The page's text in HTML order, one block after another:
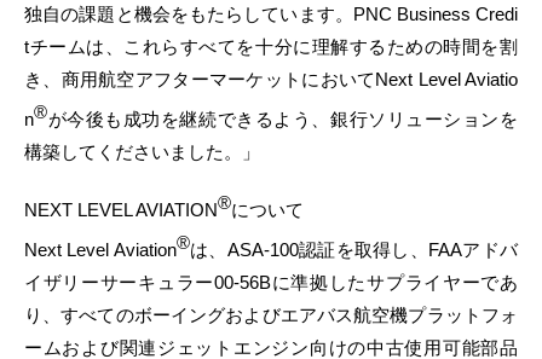
独自の課題と機会をもたらしています。PNC Business Credi
tチームは、これらすべてを十分に理解するための時間を割
き、商用航空アフターマーケットにおいてNext Level Aviatio
n®が今後も成功を継続できるよう、銀行ソリューションを
構築してくださいました。」
NEXT LEVEL AVIATION®について
Next Level Aviation®は、ASA-100認証を取得し、FAAアドバ
イザリーサーキュラー00-56Bに準拠したサプライヤーであ
り、すべてのボーイングおよびエアバス航空機プラットフォ
ームおよび関連ジェットエンジン向けの中古使用可能部品